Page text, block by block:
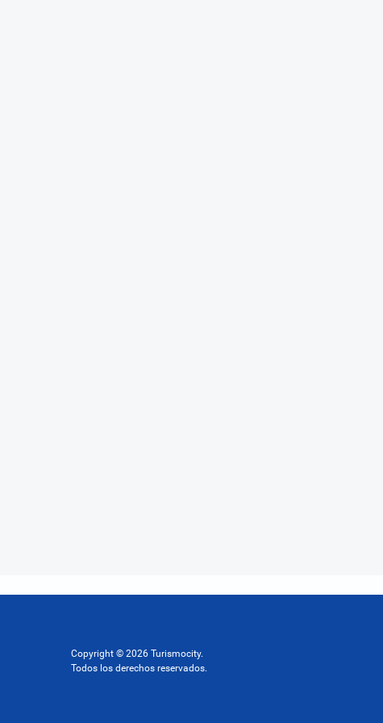
Copyright © 2026 Turismocity.
Todos los derechos reservados.